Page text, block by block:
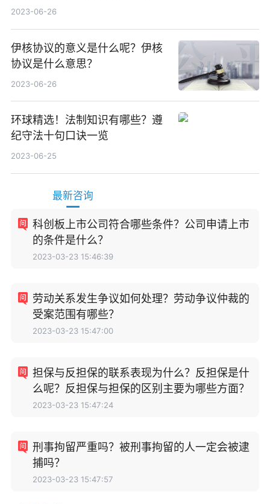
格一般是多少？
2023-06-26
伊核协议的意义是什么呢？伊核
协议是什么意思？
2023-06-26
环球精选！法制知识有哪些？遵
纪守法十句口诀一览
2023-06-25
最新咨询
科创板上市公司符合哪些条件？公司申请上市
的条件是什么？
2023-03-23 15:46:39
劳动关系发生争议如何处理？劳动争议仲裁的
受案范围有哪些？
2023-03-23 15:47:00
担保与反担保的联系表现为什么？反担保是什
么呢？反担保与担保的区别主要为哪些方面？
2023-03-23 15:47:24
刑事拘留严重吗？被刑事拘留的人一定会被逮
捕吗？
2023-03-23 15:47:57